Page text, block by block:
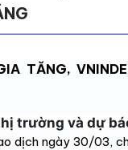
TĂNG,
trường và dự
dịch ngày 30/03,